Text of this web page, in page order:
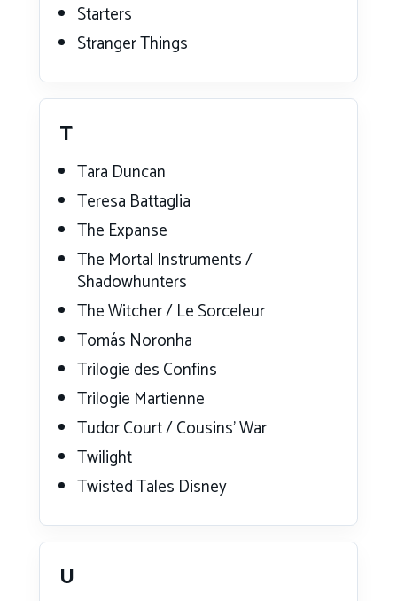
Starters
Stranger Things
T
Tara Duncan
Teresa Battaglia
The Expanse
The Mortal Instruments /
Shadowhunters
The Witcher / Le Sorceleur
Tomás Noronha
Trilogie des Confins
Trilogie Martienne
Tudor Court / Cousins’ War
Twilight
Twisted Tales Disney
U